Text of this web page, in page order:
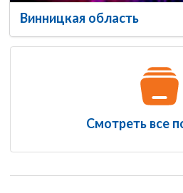
Винницкая область
Смотреть все